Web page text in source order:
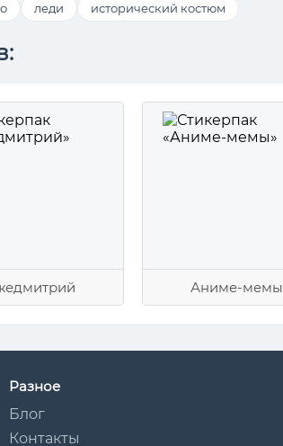
леди исторический костюм
Аниме-мемы
Разное
Блог
Контакты